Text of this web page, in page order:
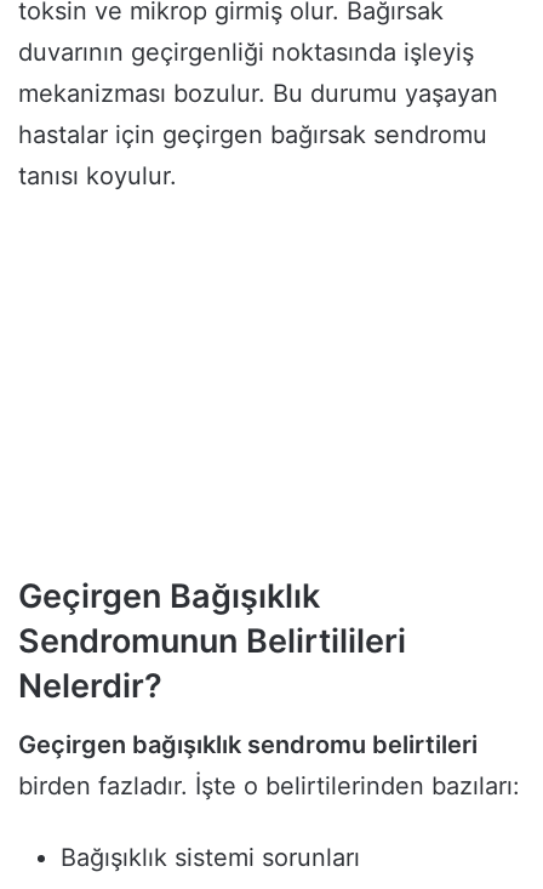
toksin ve mikrop girmiş olur. Bağırsak
duvarının geçirgenliği noktasında işleyiş
mekanizması bozulur. Bu durumu yaşayan
hastalar için geçirgen bağırsak sendromu
tanısı koyulur.
Geçirgen Bağışıklık
Sendromunun Belirtilileri
Nelerdir?
Geçirgen bağışıklık sendromu belirtileri
birden fazladır. İşte o belirtilerinden bazıları:
Bağışıklık sistemi sorunları